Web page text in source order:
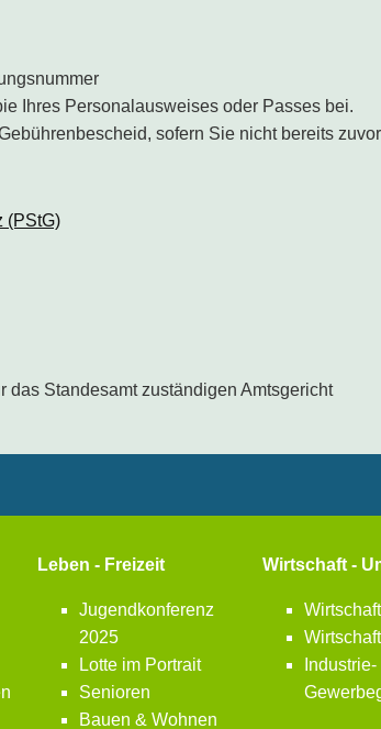
Ihres Personalausweises oder Passes bei.
sofern Sie nicht bereits
(PStG)
Standesamt zuständigen Amtsgericht
Leben - Freizeit
Jugendkonferenz
2025
Lotte im Portrait
Senioren
Bauen & Wohnen
Wirtschaft -
Industrie-